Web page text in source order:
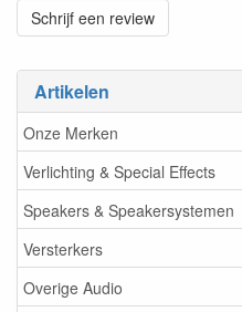
Artikelen
Onze Merken
Verlichting & Special Effects
Speakers & Speakersystemen
Versterkers
Overige Audio
Schrijf een review